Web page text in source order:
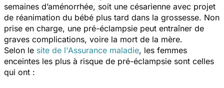
semaines d’aménorrhée, soit une césarienne avec projet
de réanimation du bébé plus tard dans la grossesse. Non
prise en charge, une pré-éclampsie peut entraîner de
graves complications, voire la mort de la mère.
Selon le site de l'Assurance maladie, les femmes
enceintes les plus à risque de pré-éclampsie sont celles
qui ont :